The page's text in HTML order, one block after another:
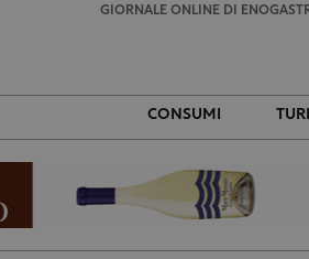
GIORNALE ONLINE DI
CONSUMI